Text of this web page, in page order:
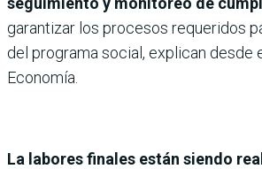
garantizar los procesos requeridos
del programa social, explican desde
Economía.
La labores finales están siendo